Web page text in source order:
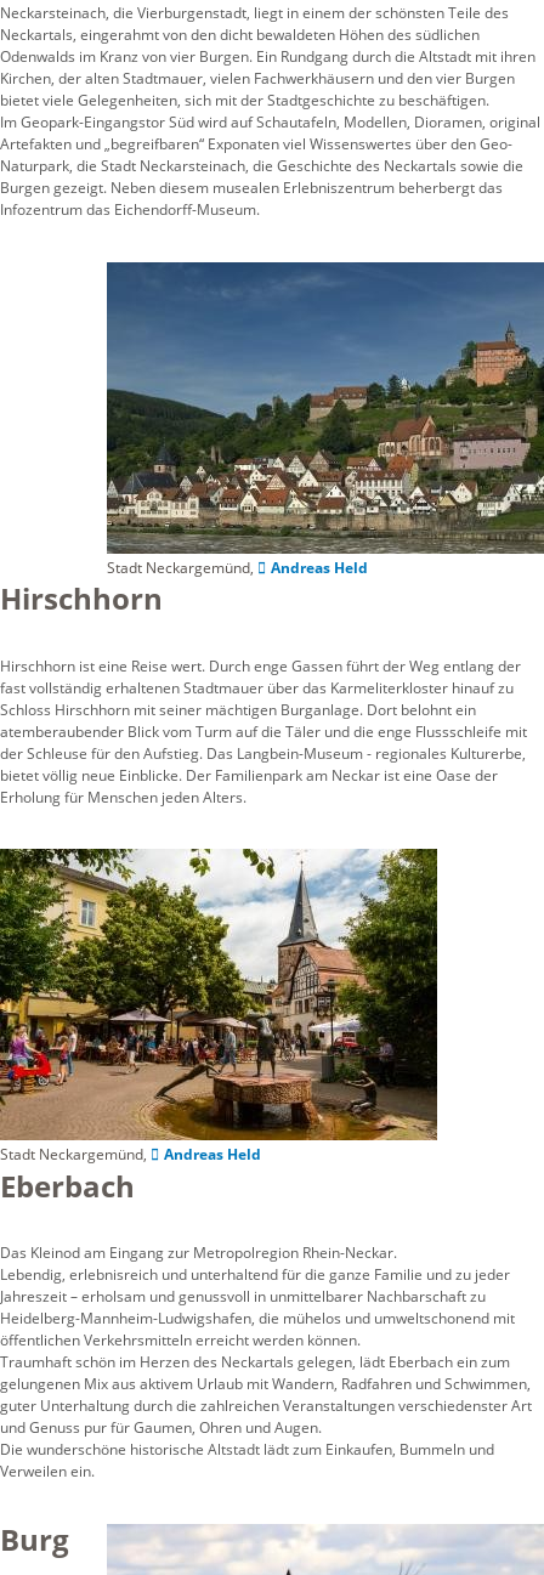
Neckarsteinach, die Vierburgenstadt, liegt in einem der schönsten Teile des
Neckartals, eingerahmt von den dicht bewaldeten Höhen des südlichen
Odenwalds im Kranz von vier Burgen. Ein Rundgang durch die Altstadt mit ihren
Kirchen, der alten Stadtmauer, vielen Fachwerkhäusern und den vier Burgen
bietet viele Gelegenheiten, sich mit der Stadtgeschichte zu beschäftigen.
Im Geopark-Eingangstor Süd wird auf Schautafeln, Modellen, Dioramen, original
Artefakten und „begreifbaren“ Exponaten viel Wissenswertes über den Geo-
Naturpark, die Stadt Neckarsteinach, die Geschichte des Neckartals sowie die
Burgen gezeigt. Neben diesem musealen Erlebniszentrum beherbergt das
Infozentrum das Eichendorff-Museum.
Stadt Neckargemünd, Andreas Held
Hirschhorn
Hirschhorn ist eine Reise wert. Durch enge Gassen führt der Weg entlang der
fast vollständig erhaltenen Stadtmauer über das Karmeliterkloster hinauf zu
Schloss Hirschhorn mit seiner mächtigen Burganlage. Dort belohnt ein
atemberaubender Blick vom Turm auf die Täler und die enge Flussschleife mit
der Schleuse für den Aufstieg. Das Langbein-Museum - regionales Kulturerbe,
bietet völlig neue Einblicke. Der Familienpark am Neckar ist eine Oase der
Erholung für Menschen jeden Alters.
Stadt Neckargemünd, Andreas Held
Eberbach
Das Kleinod am Eingang zur Metropolregion Rhein-Neckar.
Lebendig, erlebnisreich und unterhaltend für die ganze Familie und zu jeder
Jahreszeit – erholsam und genussvoll in unmittelbarer Nachbarschaft zu
Heidelberg-Mannheim-Ludwigshafen, die mühelos und umweltschonend mit
öffentlichen Verkehrsmitteln erreicht werden können.
Traumhaft schön im Herzen des Neckartals gelegen, lädt Eberbach ein zum
gelungenen Mix aus aktivem Urlaub mit Wandern, Radfahren und Schwimmen,
guter Unterhaltung durch die zahlreichen Veranstaltungen verschiedenster Art
und Genuss pur für Gaumen, Ohren und Augen.
Die wunderschöne historische Altstadt lädt zum Einkaufen, Bummeln und
Verweilen ein.
Burg